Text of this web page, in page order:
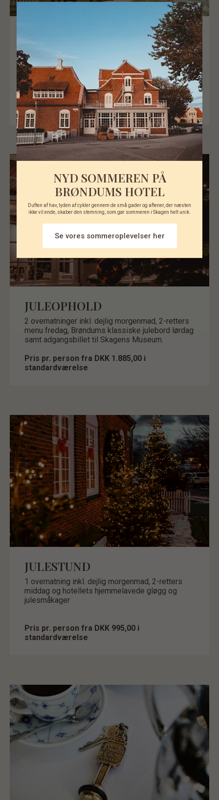
BRØNDUMS OPHOLD
3-dages signaturophold - 2 overnatninger.
Den ultimative Brøndums-oplevelse med middag,
frokost, delikat morgenmad og
eftermiddagskaffe med søde fristelser.
Kan bookes i hverdagene og som
weekendophold.
JULEOPHOLD
2 overnatninger inkl. dejlig morgenmad, 2-retters
menu fredag, Brøndums klassiske julebord lørdag
samt adgangsbillet til Skagens Museum.
Pris pr. person fra DKK 1.885,00 i
standardværelse
JULESTUND
1 overnatning inkl. dejlig morgenmad, 2-retters
middag og hotellets hjemmelavede gløgg og
julesmåkager
Pris pr. person fra DKK 995,00 i
standardværelse
NYD SOMMEREN PÅ
BRØNDUMS HOTEL
Duften af hav, lyden af cykler gennem de små gader og aftener, der næsten
ikke vil ende, skaber den stemning, som gør sommeren i Skagen helt unik.
Se vores sommeroplevelser her